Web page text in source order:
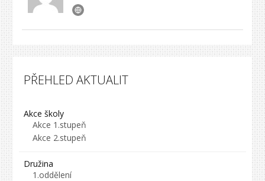
PŘEHLED AKTUALIT
Akce školy
Akce 1.stupeň
Akce 2.stupeň
Družina
1.oddělení